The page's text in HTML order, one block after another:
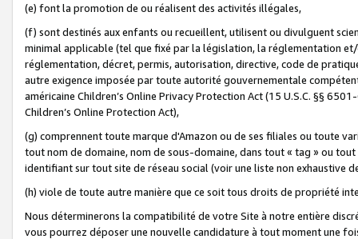
(e) font la promotion de ou réalisent des activités illégales,
(f) sont destinés aux enfants ou recueillent, utilisent ou divulguent
minimal applicable (tel que fixé par la législation, la réglementation
réglementation, décret, permis, autorisation, directive, code de
autre exigence imposée par toute autorité gouvernementale
américaine Children’s Online Privacy Protection Act (15 U.S.C. §§
Children’s Online Protection Act),
(g) comprennent toute marque d'Amazon ou de ses filiales ou toute
tout nom de domaine, nom de sous-domaine, dans tout « tag » ou
identifiant sur tout site de réseau social (voir une liste non exhaustive
(h) viole de toute autre manière que ce soit tous droits de propriété
Nous déterminerons la compatibilité de votre Site à notre entière
vous pourrez déposer une nouvelle candidature à tout moment une